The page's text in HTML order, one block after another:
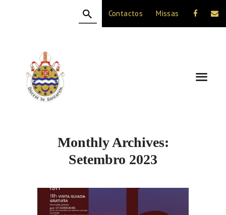
Contactos Missas
Monthly Archives:
Setembro 2023
A DIOCESE
CELEBRAÇÃO
VIDA CRISTÃ
NOTÍCIAS